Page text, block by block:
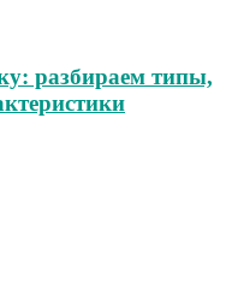
разбираем типы,